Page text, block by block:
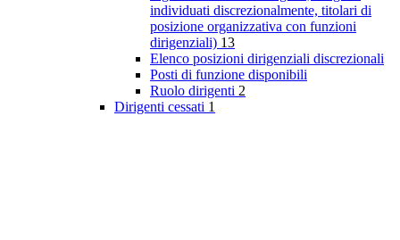
individuati discrezionalmente, titolari di
posizione organizzativa con funzioni
dirigenziali) 13
Elenco posizioni dirigenziali discrezionali
Posti di funzione disponibili
Ruolo dirigenti 2
Dirigenti cessati 1